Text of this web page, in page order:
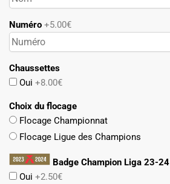
Numéro +5.00€
Chaussettes
Oui +8.00€
Choix du flocage
Flocage Championnat
Flocage Ligue des Champions
Badge Champion Liga 23-24
Oui +2.50€